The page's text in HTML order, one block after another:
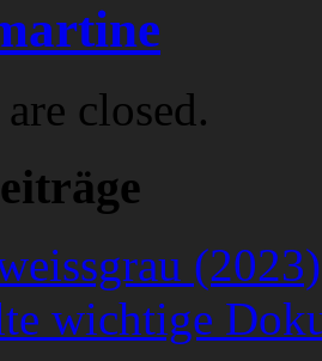
closed.
(2023)
wichtige